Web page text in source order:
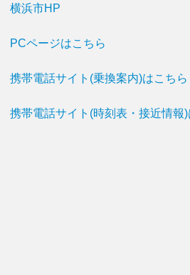
横浜市HP
PCページはこちら
携帯電話サイト(乗換案内)はこちら
携帯電話サイト(時刻表・接近情報)